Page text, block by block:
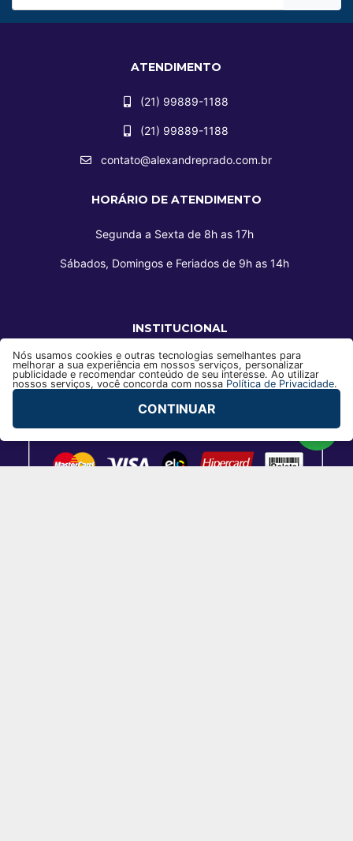
ATENDIMENTO
(21) 99889-1188
(21) 99889-1188
contato@alexandreprado.com.br
HORÁRIO DE ATENDIMENTO
Segunda a Sexta de 8h as 17h
Sábados, Domingos e Feriados de 9h as 14h
INSTITUCIONAL
FORMAS DE PAGAMENTO
Nós usamos cookies e outras tecnologias semelhantes para
melhorar a sua experiência em nossos serviços, personalizar
publicidade e recomendar conteúdo de seu interesse. Ao utilizar
nossos serviços, você concorda com nossa Política de Privacidade.
CONTINUAR